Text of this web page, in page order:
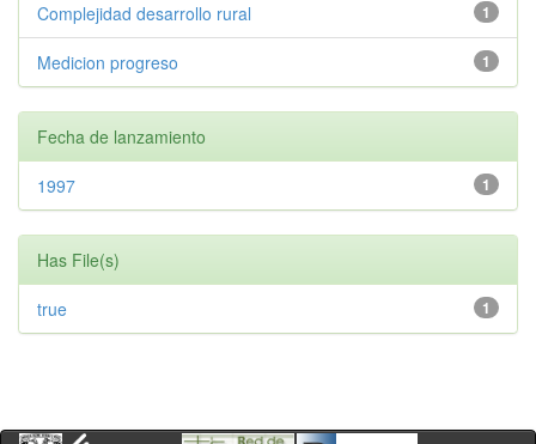
1
Complejidad desarrollo rural
1
Medicion progreso
Fecha de lanzamiento
1
1997
Has File(s)
1
true